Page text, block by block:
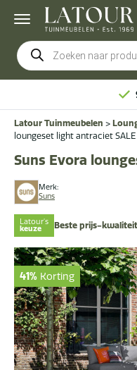
Producten
zoeken
Latour Tuinmeubelen >
loungeset light antraciet SALE
Merk:
Suns
Suns Evora
Latour's
keuze Beste prijs-
41% Korting